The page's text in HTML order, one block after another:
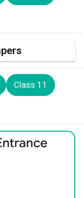
Class 11